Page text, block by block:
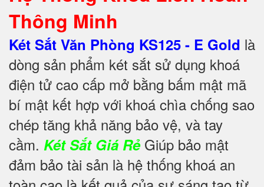
Thông Minh
Két Sắt Văn Phòng KS125 - E Gold là
dòng sản phẩm két sắt sử dụng khoá
điện tử cao cấp mở bằng bấm mật mã
bí mật kết hợp với khoá chìa chống sao
chép tăng khả năng bảo vệ, và tay
cầm. Két Sắt Giá RẻGiúp bảo mật
đảm bảo tài sản là hệ thống khoá an